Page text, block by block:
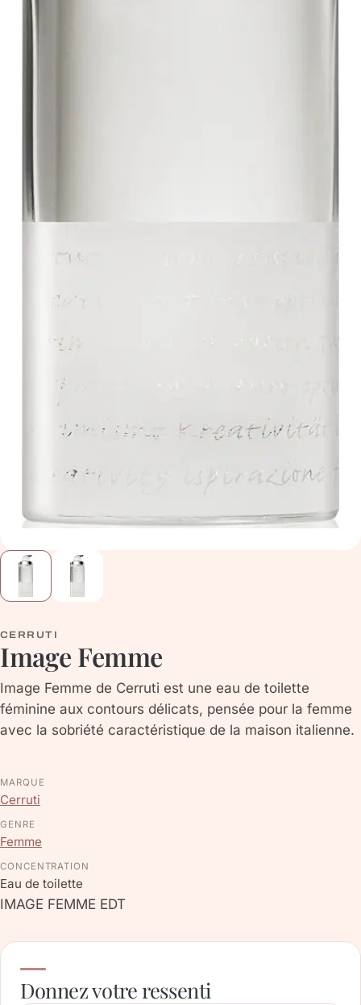
CERRUTI
Image Femme
Image Femme de Cerruti est une eau de toilette
féminine aux contours délicats, pensée pour la femme
avec la sobriété caractéristique de la maison italienne.
MARQUE
Cerruti
GENRE
Femme
CONCENTRATION
Eau de toilette
IMAGE FEMME EDT
Donnez votre ressenti